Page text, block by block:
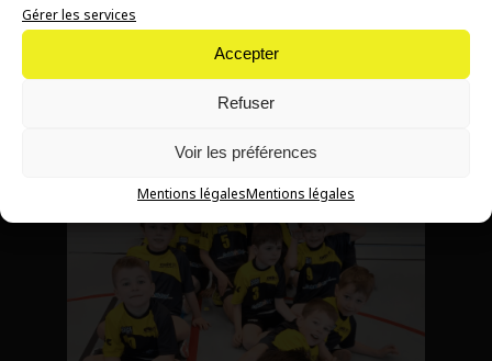
Gérer les services
Accepter
Refuser
Voir les préférences
Mentions légalesMentions légales
espaces, deux ambiances, mais un seul et même but :
s'amuser, partager et fédérer une équipe autour du hand.